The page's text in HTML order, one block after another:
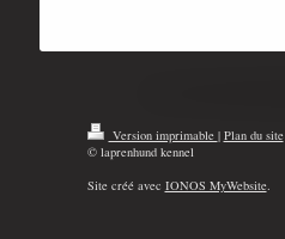
Version imprimable | Plan du site
© laprenhund kennel
Site créé avec IONOS MyWebsite.